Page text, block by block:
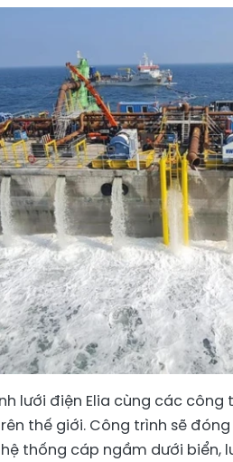
lưới điện Elia cùng các
thế giới. Công trình sẽ
thống cáp ngầm dưới biển,